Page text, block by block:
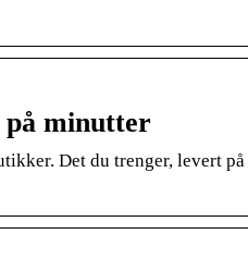
på minutter
Det du trenger, levert på